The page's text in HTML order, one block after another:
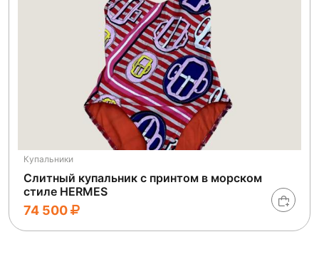
Купальники
Слитный купальник с принтом в морском
стиле HERMES
74 500